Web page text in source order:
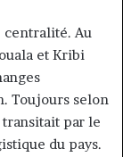
Au
et Kribi
Toujours selon
par le
du pays.